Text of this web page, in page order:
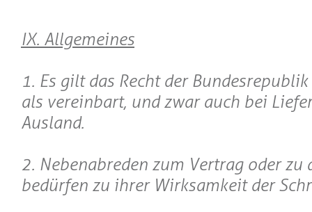
IX. Allgemeines
1. Es gilt das Recht der
als vereinbart, und zwar auch bei
Ausland.
2. Nebenabreden zum Vertrag oder zu
bedürfen zu ihrer Wirksamkeit der